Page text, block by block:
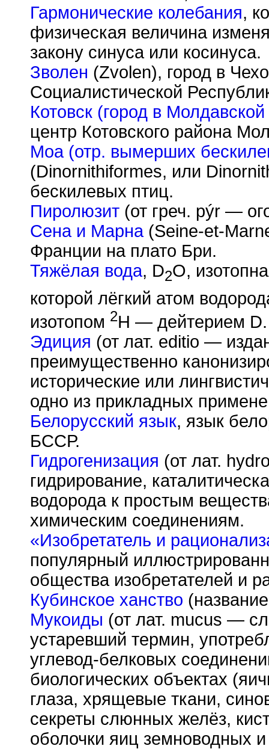
Гармонические колебания,
физическая величина
закону синуса или косинуса.
Зволен (Zvolen), город в
Социалистической
Котовск (город в
центр Котовского района
Моа (отр. вымерших
(Dinornithiformes, или
бескилевых птиц.
Пиролюзит (от греч. pýr —
Сена и Марна(Seine-et-
Франции на плато Бри.
Тяжёлая вода, D2O,
которой лёгкий атом
изотопом 2H — дейтерием D.
Эдиция (от лат. editio —
преимущественно
исторические или
одно из прикладных
Белорусский язык, язык
БССР.
Гидрогенизация (от лат.
гидрирование,
водорода к простым
химическим соединениям.
«Изобретатель и
популярный
общества изобретателей и
Кубинское ханство
Мукоиды (от лат. mucus —
устаревший термин,
углевод-белковых
биологических объектах
глаза, хрящевые ткани,
секреты слюнных желёз,
оболочки яиц земноводных